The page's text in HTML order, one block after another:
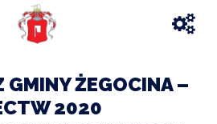
GMINY ŻEGOCINA –
2020